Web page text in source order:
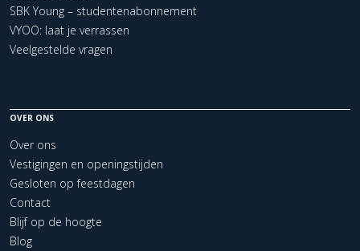
SBK Young – studentenabonnement
VYOO: laat je verrassen
Veelgestelde vragen
OVER ONS
Over ons
Vestigingen en openingstijden
Gesloten op feestdagen
Contact
Blijf op de hoogte
Blog